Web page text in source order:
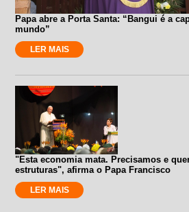
Papa abre a Porta Santa: “Bangui é a
mundo”
LER MAIS
"Esta economia mata. Precisamos e
estruturas", afirma o Papa Francisco
LER MAIS